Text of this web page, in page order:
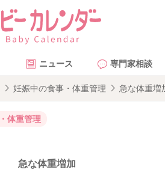
ニュース 専門家相談
妊娠中の食事・体重管理 急な体重増
体重管理
急な体重増加